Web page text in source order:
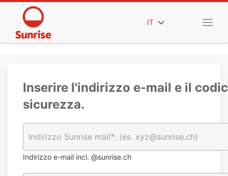
IT
Inserire l'indirizzo e-mail e il
sicurezza.
Indirizzo e-mail incl. @sunrise.ch